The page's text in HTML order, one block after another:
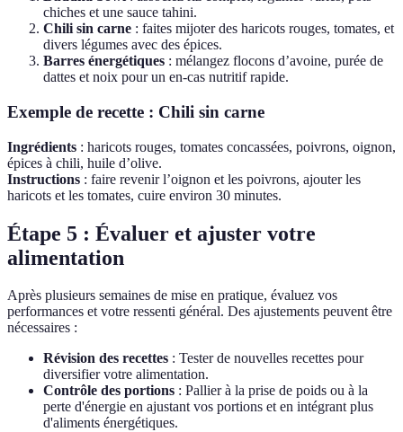
chiches et une sauce tahini.
Chili sin carne : faites mijoter des haricots rouges, tomates, et
divers légumes avec des épices.
Barres énergétiques : mélangez flocons d’avoine, purée de
dattes et noix pour un en-cas nutritif rapide.
Exemple de recette : Chili sin carne
Ingrédients : haricots rouges, tomates concassées, poivrons, oignon,
épices à chili, huile d’olive.
Instructions : faire revenir l’oignon et les poivrons, ajouter les
haricots et les tomates, cuire environ 30 minutes.
Étape 5 : Évaluer et ajuster votre
alimentation
Après plusieurs semaines de mise en pratique, évaluez vos
performances et votre ressenti général. Des ajustements peuvent être
nécessaires :
Révision des recettes : Tester de nouvelles recettes pour
diversifier votre alimentation.
Contrôle des portions : Pallier à la prise de poids ou à la
perte d'énergie en ajustant vos portions et en intégrant plus
d'aliments énergétiques.